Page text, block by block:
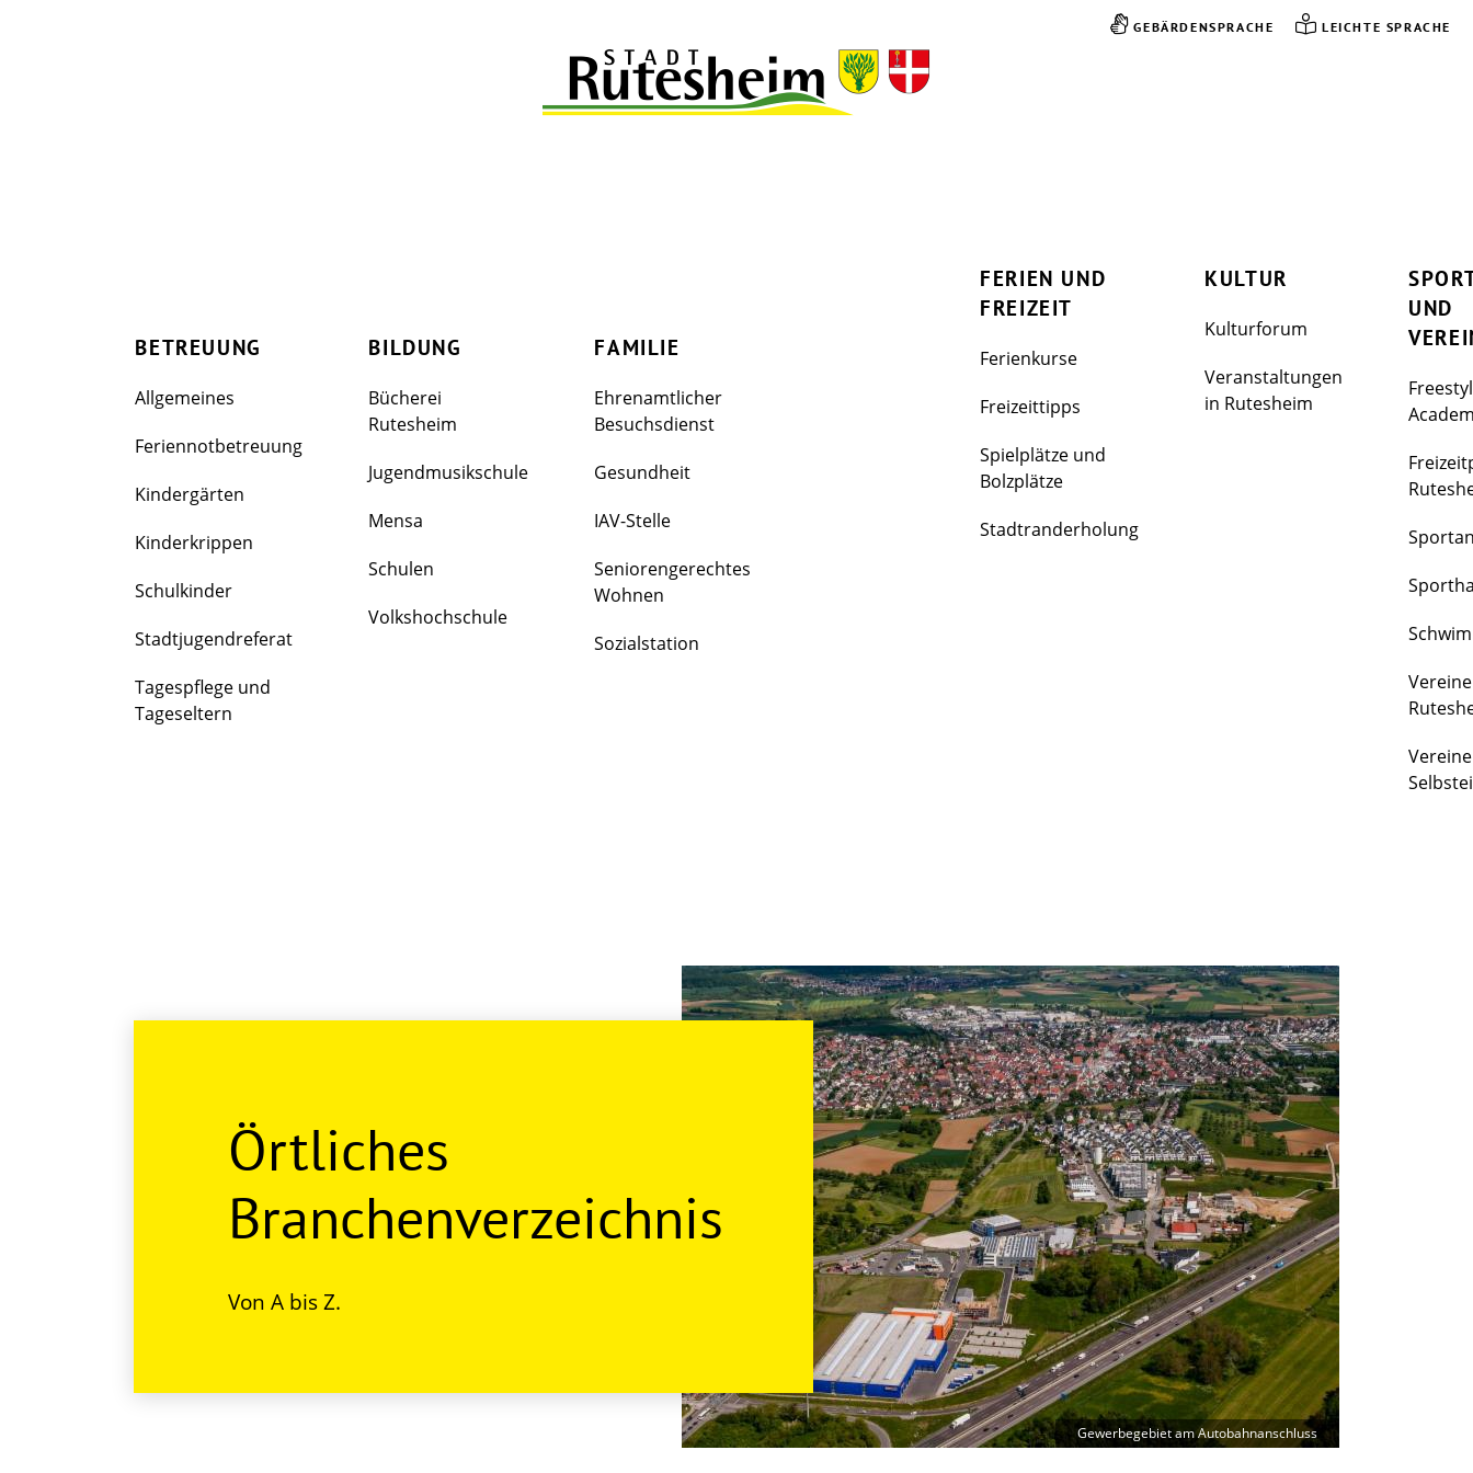
GEBÄRDENSPRACHE LEICHTE SPRACHE
FAMILIE
BILDUNG
BETREUUNG
Allgemeines
Feriennotbetreuung
Kindergärten
Kinderkrippen
Schulkinder
Stadtjugendreferat
Tagespflege und
Tageseltern
BILDUNG
Bücherei
Rutesheim
Jugendmusikschule
Mensa
Schulen
Volkshochschule
FAMILIE
Ehrenamtlicher
Besuchsdienst
Gesundheit
IAV-Stelle
Seniorengerechtes
Wohnen
Sozialstation
FERIEN UND
FREIZEIT
Ferienkurse
Freizeittipps
Spielplätze und
Bolzplätze
Stadtranderholung
KULTUR
Kulturforum
Veranstaltungen
in Rutesheim
UND
Vereine
Örtliches
Branchenverzeichnis
Von A bis Z.
Gewerbegebiet am Autobahnanschluss